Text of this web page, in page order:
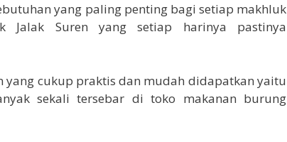
yang paling penting bagi setiap makhluk
Jalak Suren yang setiap harinya pastinya
yang cukup praktis dan mudah didapatkan yaitu
sekali tersebar di toko makanan burung